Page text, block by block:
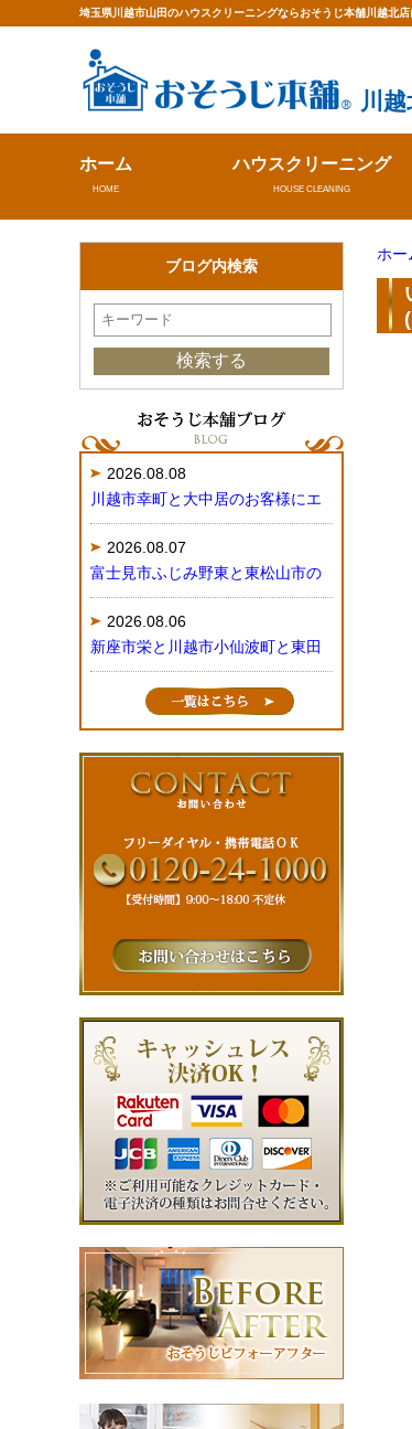
埼玉県川越市山田のハウスクリーニングならおそうじ本舗川越北店
川
ホーム
HOME
ハウスクリーニング
HOUSE CLEANING
ホー
ブログ内検索
2026.08.08
川越市幸町と大中居のお客様にエ
2026.08.07
富士見市ふじみ野東と東松山市の
2026.08.06
新座市栄と川越市小仙波町と東田